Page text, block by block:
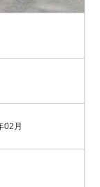
02月